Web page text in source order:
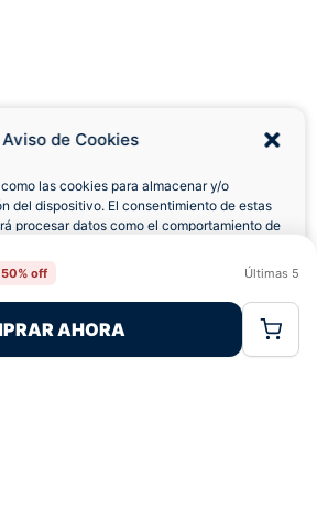
Aviso de Cookies
las cookies para almacenar y/o
del dispositivo. El consentimiento de estas
procesar datos como el comportamiento de
puede afectar negativamente a ciertas
Política de Privacidad
50% off Últimas 5
AHORA
Devolución 7 Días
Ofertas Sin Límites